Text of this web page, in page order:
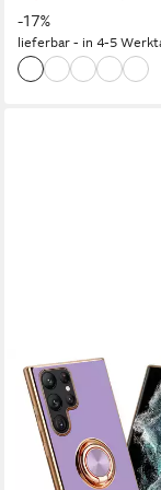
-17%
lieferbar - in 4-5